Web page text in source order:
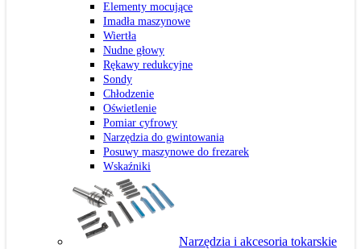
Elementy mocujące
Imadła maszynowe
Wiertła
Nudne głowy
Rękawy redukcyjne
Sondy
Chłodzenie
Oświetlenie
Pomiar cyfrowy
Narzędzia do gwintowania
Posuwy maszynowe do frezarek
Wskaźniki
Narzędzia i akcesoria tokarskie